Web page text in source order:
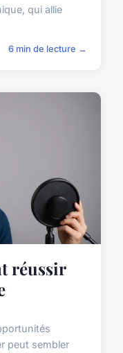
qui allie
6 min de lecture →
réussir
peut sembler